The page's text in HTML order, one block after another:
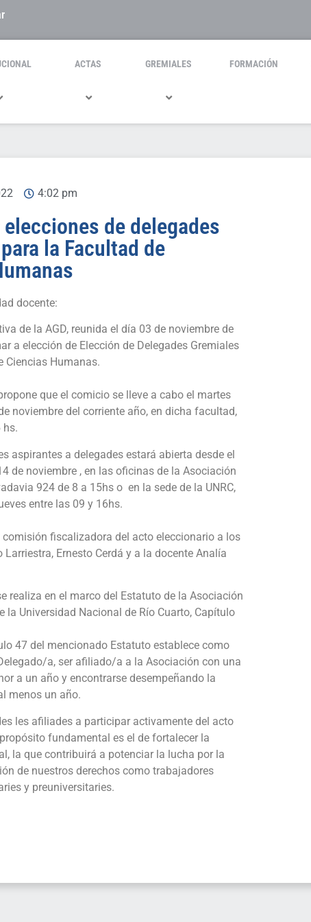
ACTAS GREMIALES FORMACIÓN
4:02 pm
elecciones de delegades
la Facultad de
docente:
de la AGD, reunida el día 03 de noviembre de
a elección de Elección de Delegades Gremiales
Ciencias Humanas.
que el comicio se lleve a cabo el martes
noviembre del corriente año, en dicha facultad,
hs.
aspirantes a delegades estará abierta desde el
de noviembre , en las oficinas de la Asociación
924 de 8 a 15hs o en la sede de la UNRC,
entre las 09 y 16hs.
comisión fiscalizadora del acto eleccionario a los
Larriestra, Ernesto Cerdá y a la docente Analía
realiza en el marco del Estatuto de la Asociación
la Universidad Nacional de Río Cuarto, Capítulo
47 del mencionado Estatuto establece como
a, ser afiliado/a a la Asociación con una
a un año y encontrarse desempeñando la
menos un año.
les afiliades a participar activamente del acto
fundamental es el de fortalecer la
la que contribuirá a potenciar la lucha por la
de nuestros derechos como trabajadores
y preuniversitaries.